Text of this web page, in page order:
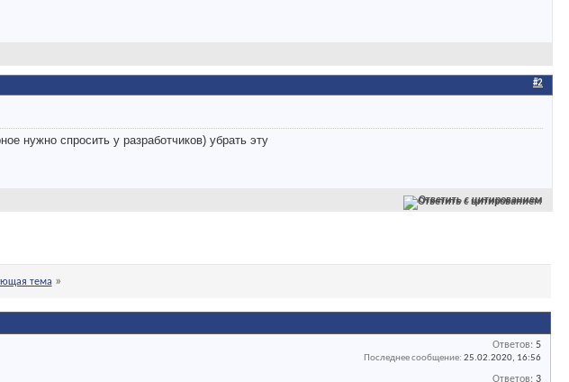
#2
нужно спросить у разработчиков) убрать эту
Ответить с цитированием
тема »
Ответов: 5
Последнее сообщение: 25.02.2020, 16:56
Ответов: 3